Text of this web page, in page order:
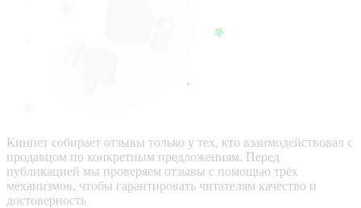
Кинпет собирает отзывы только у тех, кто взаимодействовал с
продавцом по конкретным предложениям. Перед
публикацией мы проверяем отзывы с помощью трёх
механизмов, чтобы гарантировать читателям качество и
достоверность